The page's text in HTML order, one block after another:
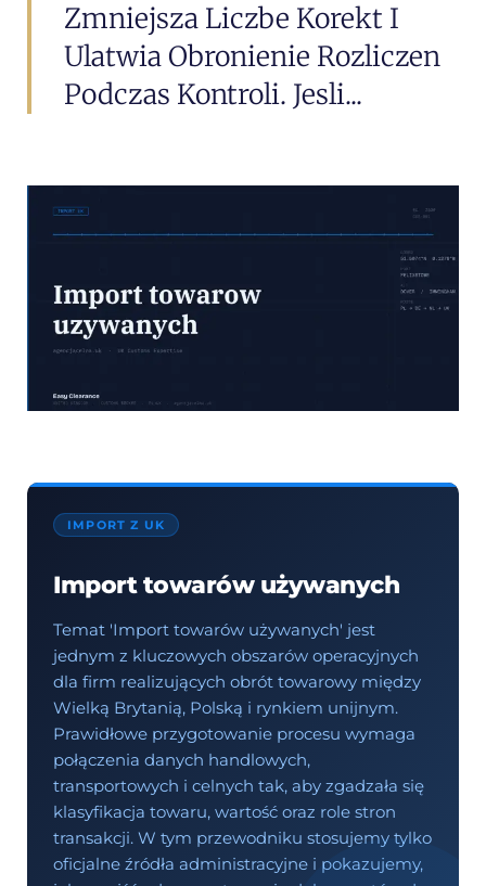
Zmniejsza Liczbe Korekt I
Ulatwia Obronienie Rozliczen
Podczas Kontroli. Jesli...
IMPORT Z UK
Import towarów używanych
Temat 'Import towarów używanych' jest
jednym z kluczowych obszarów operacyjnych
dla firm realizujących obrót towarowy między
Wielką Brytanią, Polską i rynkiem unijnym.
Prawidłowe przygotowanie procesu wymaga
połączenia danych handlowych,
transportowych i celnych tak, aby zgadzała się
klasyfikacja towaru, wartość oraz role stron
transakcji. W tym przewodniku stosujemy tylko
oficjalne źródła administracyjne i pokazujemy,